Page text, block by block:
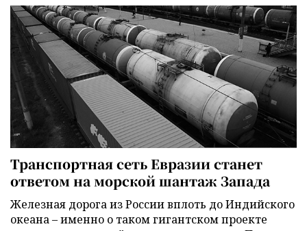
Транспортная сеть Евразии станет
ответом на морской шантаж Запада
Железная дорога из России вплоть до Индийского
океана – именно о таком гигантском проекте